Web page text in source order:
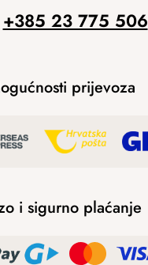
+385 23 775 506
prijevoza
i sigurno plaćanje